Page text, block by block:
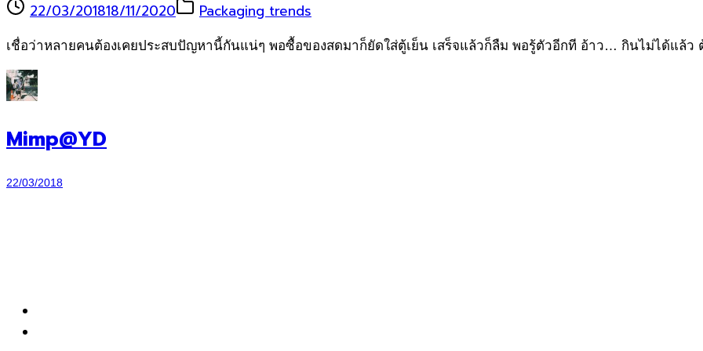
22/03/201818/11/2020 Packaging trends
เชื่อว่าหลายคนต้องเคยประสบปัญหานี้กันแน่ๆ พอซื้อของสดมาก็ยัดใส่ตู้เย็น เสร็จแล้วก็ลืม พอรู้ตัวอีกที อ้าว… กินไม่ได้แล้ว
Mimp@YD
22/03/2018